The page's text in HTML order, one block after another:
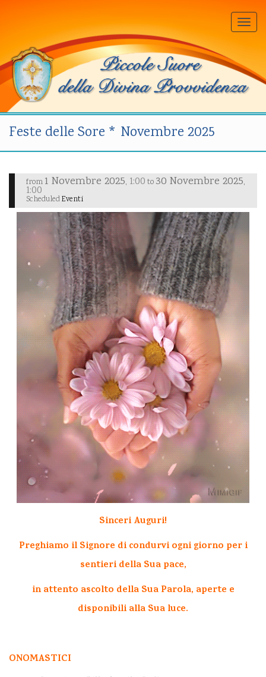
Feste delle Sore * Novembre 2025
from 1 Novembre 2025, 1:00 to 30 Novembre 2025,
1:00
ScheduledEventi
Sinceri Auguri!
Preghiamo il Signore di condurvi ogni giorno per i
sentieri della Sua pace,
in attento ascolto della Sua Parola, aperte e
disponibili alla Sua luce.
ONOMASTICI